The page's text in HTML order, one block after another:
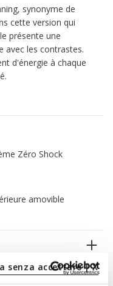
senza accettare | X
synonyme de
cette version qui
présente une
avec les contrastes.
d'énergie à chaque
Zéro Shock
amovible